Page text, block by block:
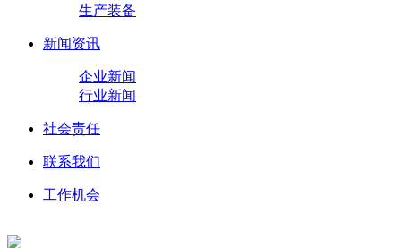
生产装备
新闻资讯
企业新闻
行业新闻
社会责任
联系我们
工作机会